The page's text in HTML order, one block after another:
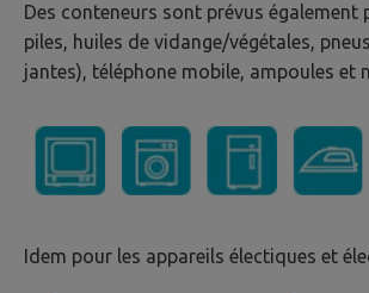
Des conteneurs sont prévus également
piles, huiles de vidange/végétales,
jantes), téléphone mobile, ampoules et
Idem pour les appareils électiques et